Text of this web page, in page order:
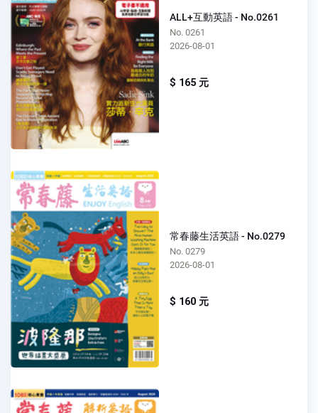
ALL+互動英語 - No.0261
No. 0261
2026-08-01
$ 165 元
常春藤生活英語 - No.0279
No. 0279
2026-08-01
$ 160 元